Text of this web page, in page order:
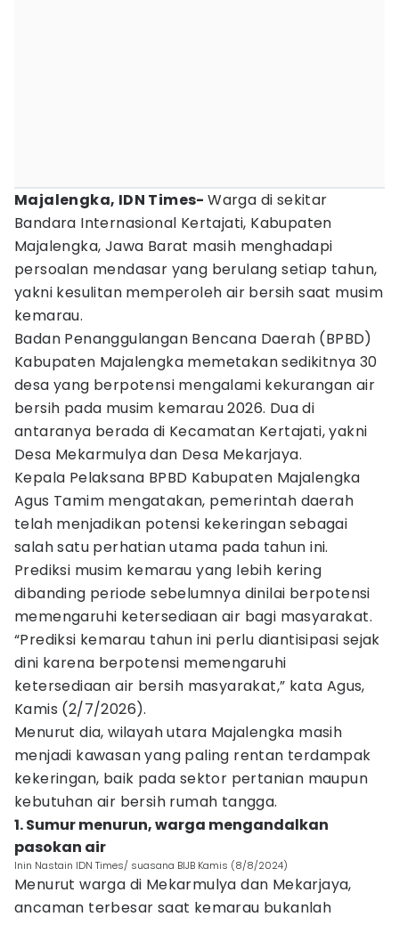
Majalengka, IDN Times-Warga di sekitar
Bandara Internasional Kertajati, Kabupaten
Majalengka, Jawa Barat masih menghadapi
persoalan mendasar yang berulang setiap tahun,
yakni kesulitan memperoleh air bersih saat musim
kemarau.
Badan Penanggulangan Bencana Daerah (BPBD)
Kabupaten Majalengka memetakan sedikitnya 30
desa yang berpotensi mengalami kekurangan air
bersih pada musim kemarau 2026. Dua di
antaranya berada di Kecamatan Kertajati, yakni
Desa Mekarmulya dan Desa Mekarjaya.
Kepala Pelaksana BPBD Kabupaten Majalengka
Agus Tamim mengatakan, pemerintah daerah
telah menjadikan potensi kekeringan sebagai
salah satu perhatian utama pada tahun ini.
Prediksi musim kemarau yang lebih kering
dibanding periode sebelumnya dinilai berpotensi
memengaruhi ketersediaan air bagi masyarakat.
“Prediksi kemarau tahun ini perlu diantisipasi sejak
dini karena berpotensi memengaruhi
ketersediaan air bersih masyarakat,” kata Agus,
Kamis (2/7/2026).
Menurut dia, wilayah utara Majalengka masih
menjadi kawasan yang paling rentan terdampak
kekeringan, baik pada sektor pertanian maupun
kebutuhan air bersih rumah tangga.
1. Sumur menurun, warga mengandalkan
pasokan air
Inin Nastain IDN Times/ suasana BIJB Kamis (8/8/2024)
Menurut warga di Mekarmulya dan Mekarjaya,
ancaman terbesar saat kemarau bukanlah